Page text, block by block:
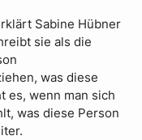
Sabine Hübner
sie als die
was diese
es, wenn man sich
was diese Person